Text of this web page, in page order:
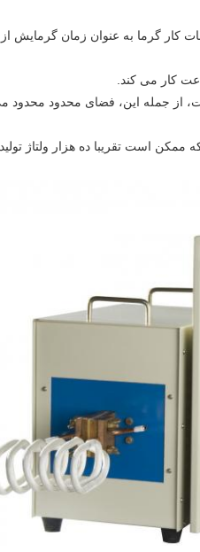
کار گرما به عنوان زمان گرمایش
از جمله این، فضای محدود محدود
است تقریبا ده هزار ولتاژ تولید